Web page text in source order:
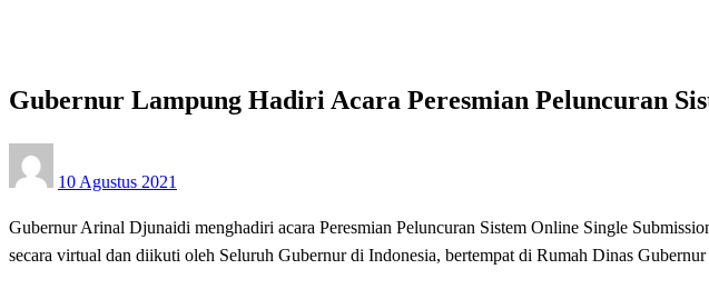
Gubernur Lampung Hadiri Acara Peresmian Peluncuran
on
10 Agustus 2021
Gubernur Arinal Djunaidi menghadiri acara Peresmian Peluncuran Sistem Online Single
secara virtual dan diikuti oleh Seluruh Gubernur di Indonesia, bertempat di Rumah Dinas